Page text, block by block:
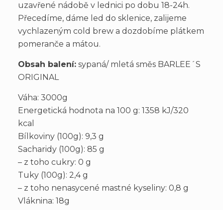
uzavřené nádobě v lednici po dobu 18-24h.
Přecedíme, dáme led do sklenice, zalijeme
vychlazeným cold brew a dozdobíme plátkem
pomeranče a mátou.
Obsah balení: sypaná/ mletá směs BARLEE´S
ORIGINAL
Váha: 3000g
Energetická hodnota na 100 g: 1358 kJ/320
kcal
Bílkoviny (100g): 9,3 g
Sacharidy (100g): 85 g
– z toho cukry: 0 g
Tuky (100g): 2,4 g
– z toho nenasycené mastné kyseliny: 0,8 g
Vláknina: 18g